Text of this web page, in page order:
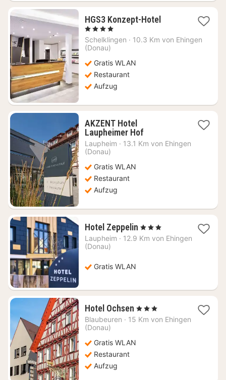
HGS3 Konzept-Hotel1
ab
, 4 Sterne
Schelklingen · 10.3 Km von Ehingen
(Donau)
Gratis WLAN
Restaurant
Aufzug
AKZENT Hotel
Laupheimer Hof1
Nacht
Laupheim · 13.1 Km von Ehingen
(Donau)
Gratis WLAN
Restaurant
Aufzug
Hotel Zeppelin 1
Nacht
, 3 Sterne
Laupheim · 12.9 Km von Ehingen
(Donau)
Gratis WLAN
Hotel Ochsen 1
Nacht
€
, 3 Sterne
Blaubeuren · 15 Km von Ehingen
(Donau)
Gratis WLAN
Restaurant
Aufzug